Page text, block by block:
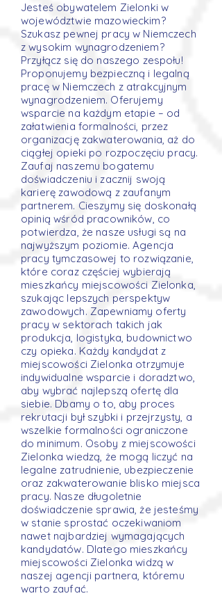
Jesteś obywatelem Zielonki w
województwie mazowieckim?
Szukasz pewnej pracy w Niemczech
z wysokim wynagrodzeniem?
Przyłącz się do naszego zespołu!
Proponujemy bezpieczną i legalną
pracę w Niemczech z atrakcyjnym
wynagrodzeniem. Oferujemy
wsparcie na każdym etapie – od
załatwienia formalności, przez
organizację zakwaterowania, aż do
ciągłej opieki po rozpoczęciu pracy.
Zaufaj naszemu bogatemu
doświadczeniu i zacznij swoją
karierę zawodową z zaufanym
partnerem. Cieszymy się doskonałą
opinią wśród pracowników, co
potwierdza, że nasze usługi są na
najwyższym poziomie. Agencja
pracy tymczasowej to rozwiązanie,
które coraz częściej wybierają
mieszkańcy miejscowości Zielonka,
szukając lepszych perspektyw
zawodowych. Zapewniamy oferty
pracy w sektorach takich jak
produkcja, logistyka, budownictwo
czy opieka. Każdy kandydat z
miejscowości Zielonka otrzymuje
indywidualne wsparcie i doradztwo,
aby wybrać najlepszą ofertę dla
siebie. Dbamy o to, aby proces
rekrutacji był szybki i przejrzysty, a
wszelkie formalności ograniczone
do minimum. Osoby z miejscowości
Zielonka wiedzą, że mogą liczyć na
legalne zatrudnienie, ubezpieczenie
oraz zakwaterowanie blisko miejsca
pracy. Nasze długoletnie
doświadczenie sprawia, że jesteśmy
w stanie sprostać oczekiwaniom
nawet najbardziej wymagających
kandydatów. Dlatego mieszkańcy
miejscowości Zielonka widzą w
naszej agencji partnera, któremu
warto zaufać.